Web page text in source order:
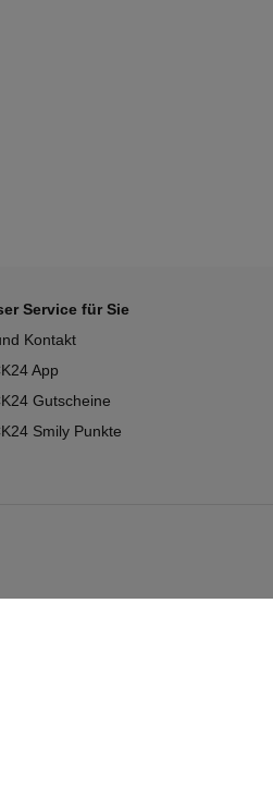
Service für Sie
Kontakt
App
Gutscheine
Smily Punkte